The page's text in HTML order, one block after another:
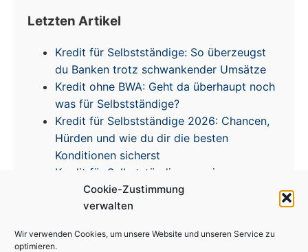
Cookie-Zustimmung
verwalten
Wir verwenden Cookies, um unsere Website und unseren Service zu
optimieren.
Letzten Artikel
Kredit für Selbstständige: So überzeugst
du Banken trotz schwankender Umsätze
Kredit ohne BWA: Geht da überhaupt noch
was für Selbstständige?
Kredit für Selbstständige 2026: Chancen,
Hürden und wie du dir die besten
Konditionen sicherst
Kredit für Selbstständige – meine
Erfahrungen & Tipps zur Zinsentwicklung